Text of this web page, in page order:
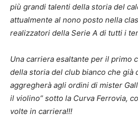
più grandi talenti della storia del
attualmente al nono posto nella
realizzatori della Serie A di tutti i
Una carriera esaltante per il primo
della storia del club bianco che già
aggregherà agli ordini di mister
il violino” sotto la Curva Ferrovia,
volte in carriera!!!